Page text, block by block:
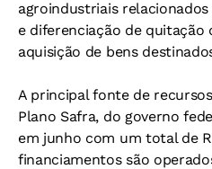
agroindustriais
e diferenciação de quitação
aquisição de bens
A principal fonte de
Plano Safra, do governo
em junho com um total de
financiamentos são